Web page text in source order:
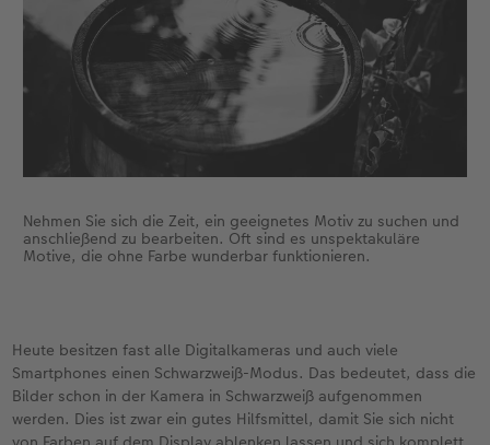
Je nach Motivauswahl benötigen Sie noch ein
Stativ, Graufilter, Fernauslöser oder alternativ
den Selbstauslöser Ihrer Kamera. Letztendlich
sollten Sie noch daran denken, genügend Ersatz-
Akkus und Speicherkarten mitzunehmen, wenn
Ihre SW-Foto-Tour mal länger gehen sollte.
Nehmen Sie sich die Zeit, ein geeignetes Motiv zu suchen und
anschließend zu bearbeiten. Oft sind es unspektakuläre
Motive, die ohne Farbe wunderbar funktionieren.
Heute besitzen fast alle Digitalkameras und auch viele
Smartphones einen Schwarzweiß-Modus. Das bedeutet, dass die
Bilder schon in der Kamera in Schwarzweiß aufgenommen
werden. Dies ist zwar ein gutes Hilfsmittel, damit Sie sich nicht